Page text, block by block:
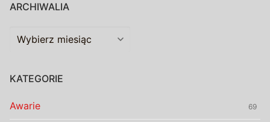
ARCHIWALIA
Archiwalia
KATEGORIE
Awarie 69